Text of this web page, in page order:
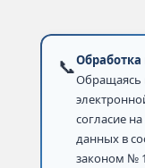
📞
Обращаясь
согласие
данных в
законом №